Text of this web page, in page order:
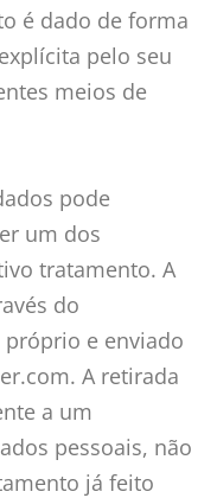
é dado de forma
pelo seu
meios de
pode
um dos
tratamento. A
do
e enviado
A retirada
a um
pessoais, não
já feito